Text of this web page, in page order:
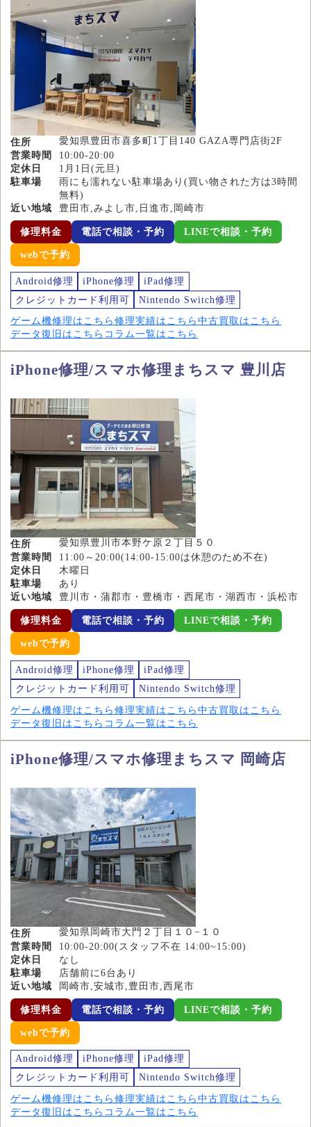
住所
愛知県豊田市喜多町1丁目140 GAZA専門店街2F
営業時間
10:00-20:00
定休日
1月1日(元旦)
駐車場
雨にも濡れない駐車場あり(買い物された方は3時間
無料)
近い地域
豊田市,みよし市,日進市,岡崎市
修理料金 電話で相談・予約 LINEで相談・予約
webで予約
Android修理 iPhone修理
iPad修理
クレジットカード利用可
Nintendo Switch修理
ゲーム機修理はこちら 修理実績はこちら 中古買取はこちら
データ復旧はこちら コラム一覧はこちら
iPhone修理/スマホ修理まちスマ 豊川店
住所
愛知県豊川市本野ケ原２丁目５０
営業時間
11:00～20:00(14:00-15:00は休憩のため不在)
定休日
木曜日
駐車場
あり
近い地域
豊川市・蒲郡市・豊橋市・西尾市・湖西市・浜松市
修理料金 電話で相談・予約 LINEで相談・予約
webで予約
Android修理 iPhone修理
iPad修理
クレジットカード利用可
Nintendo Switch修理
ゲーム機修理はこちら 修理実績はこちら 中古買取はこちら
データ復旧はこちら コラム一覧はこちら
iPhone修理/スマホ修理まちスマ 岡崎店
住所
愛知県岡崎市大門２丁目１０−１０
営業時間
10:00-20:00(スタッフ不在 14:00~15:00)
定休日
なし
駐車場
店舗前に6台あり
近い地域
岡崎市,安城市,豊田市,西尾市
修理料金 電話で相談・予約 LINEで相談・予約
webで予約
Android修理 iPhone修理
iPad修理
クレジットカード利用可
Nintendo Switch修理
ゲーム機修理はこちら 修理実績はこちら 中古買取はこちら
データ復旧はこちら コラム一覧はこちら